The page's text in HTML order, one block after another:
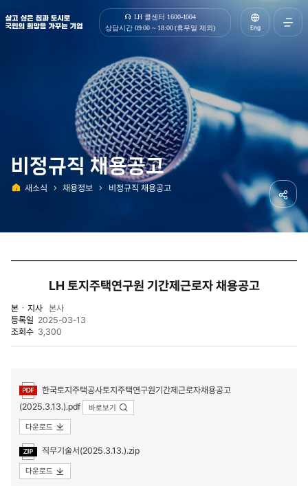
살고 싶은 집과 도시로 국민의 희망을 가꾸는 기업 | 한국토지주택공사
LH 콜센터 1600-1004
상담시간 09:00 ~ 18:00 (휴무일 제외)
Eng
열기
비정규직 채용공고
새소식 채용정보 비정규직 채용공고
공유
LH 토지주택연구원 기간제근로자 채용공고
본ㆍ지사 본사
등록일 2025-03-13
조회수 3,300
첨부파일
한국토지주택공사토지주택연구원기간제근로자채용공고
(2025.3.13.).pdf
바로보기
다운로드
직무기술서(2025.3.13.).zip
다운로드